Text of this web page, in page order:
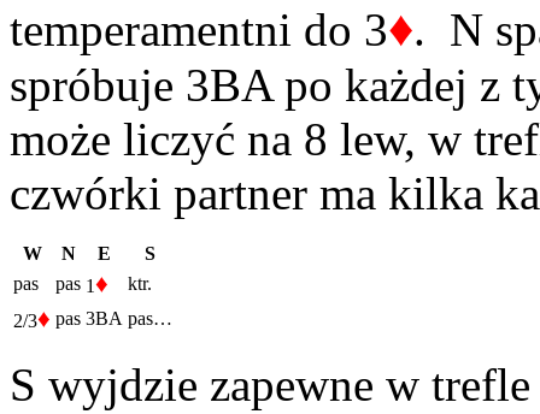
temperamentni do 3♦. N
spróbuje 3BA po każdej z
może liczyć na 8 lew, w
czwórki partner ma kilka
W N E
S
pas
pas 1♦
ktr.
2/3♦ pas 3BA pas…
S wyjdzie zapewne w